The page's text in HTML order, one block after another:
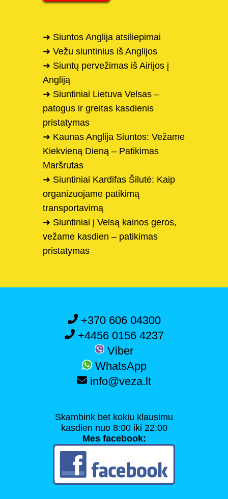
➜ Siuntos Anglija atsiliepimai
➜ Vežu siuntinius iš Anglijos
➜ Siuntų pervežimas iš Airijos į
Angliją
➜ Siuntiniai Lietuva Velsas –
patogus ir greitas kasdienis
pristatymas
➜ Kaunas Anglija Siuntos: Vežame
Kiekvieną Dieną – Patikimas
Maršrutas
➜ Siuntiniai Kardifas Šilutė: Kaip
organizuojame patikimą
transportavimą
➜ Siuntiniai į Velsą kainos geros,
vežame kasdien – patikimas
pristatymas
+370 606 04300
+4456 0156 4237
Viber
WhatsApp
info@veza.lt
Skambink bet kokiu klausimu
kasdien nuo 8:00 iki 22:00
Mes facebook: